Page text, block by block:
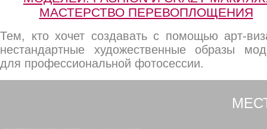
МАСТЕРСТВО ПЕРЕВОПЛОЩЕНИЯ
Тем, кто хочет создавать с помощью арт-
нестандартные художественные образы
для профессиональной фотосессии.